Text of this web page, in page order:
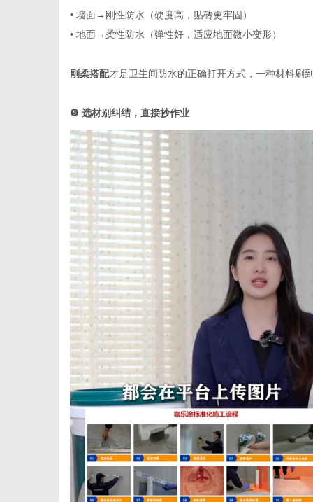
• 墙面→刚性防水（硬度高，贴砖更牢固）
• 地面→柔性防水（弹性好，适应地面微小变形）
刚柔搭配才是卫生间防水的正确打开方式，一种材料
❺ 选材别纠结，直接抄作业